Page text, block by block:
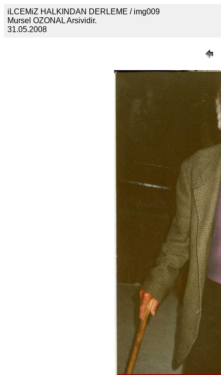
iLCEMiZ HALKINDAN DERLEME / img009
Mursel OZONAL Arsividir.
31.05.2008